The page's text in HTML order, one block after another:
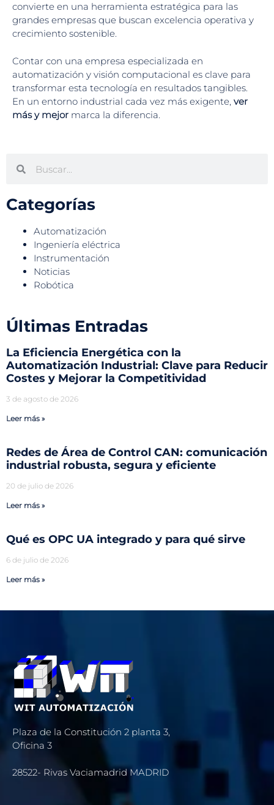
convierte en una herramienta estratégica para las
grandes empresas que buscan excelencia operativa y
crecimiento sostenible.
Contar con una empresa especializada en
automatización y visión computacional es clave para
transformar esta tecnología en resultados tangibles.
En un entorno industrial cada vez más exigente, ver
más y mejor marca la diferencia.
Categorías
Automatización
Ingeniería eléctrica
Instrumentación
Noticias
Robótica
Últimas Entradas
La Eficiencia Energética con la
Automatización Industrial: Clave para Reducir
Costes y Mejorar la Competitividad
3 de agosto de 2026
Leer más »
Redes de Área de Control CAN: comunicación
industrial robusta, segura y eficiente
20 de julio de 2026
Leer más »
Qué es OPC UA integrado y para qué sirve
6 de julio de 2026
Leer más »
Plaza de la Constitución 2 planta 3,
Oﬁcina 3
28522- Rivas Vaciamadrid MADRID